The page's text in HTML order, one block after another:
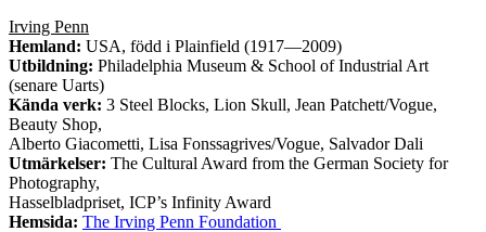
Irving Penn
Hemland: USA, född i Plainfield (1917—2009)
Utbildning: Philadelphia Museum & School of Industrial Art
(senare Uarts)
Kända verk: 3 Steel Blocks, Lion Skull, Jean Patchett/Vogue,
Beauty Shop,
Alberto Giacometti, Lisa Fonssagrives/Vogue, Salvador Dali
Utmärkelser: The Cultural Award from the German Society for
Photography,
Hasselbladpriset, ICP’s Infinity Award
Hemsida: The Irving Penn Foundation